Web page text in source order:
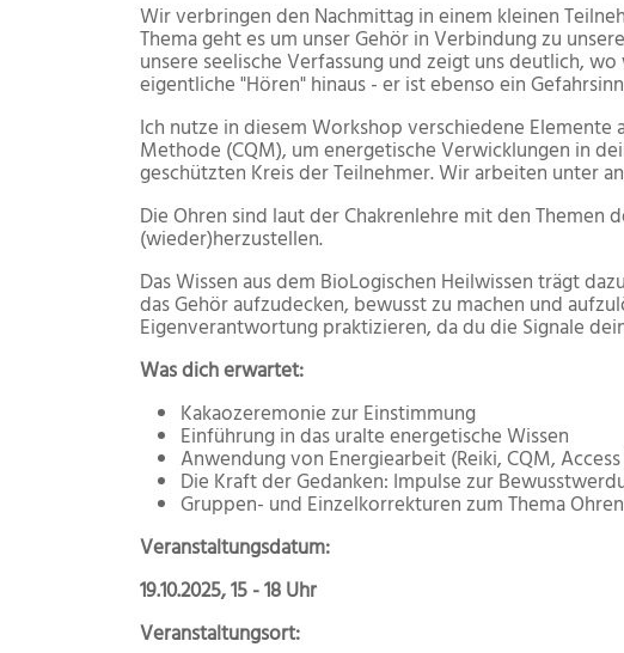
Wir verbringen den Nachmittag in einem kleinen
Thema geht es um unser Gehör in Verbindung zu
unsere seelische Verfassung und zeigt uns deutlich,
eigentliche "Hören" hinaus - er ist ebenso ein
Ich nutze in diesem Workshop verschiedene Elemente
Methode (CQM), um energetische Verwicklungen in
geschützten Kreis der Teilnehmer. Wir arbeiten unter
Die Ohren sind laut der Chakrenlehre mit den
(wieder)herzustellen.
Das Wissen aus dem BioLogischen Heilwissen trägt
das Gehör aufzudecken, bewusst zu machen und
Eigenverantwortung praktizieren, da du die Signale
Was dich erwartet:​​
Kakaozeremonie zur Einstimmung
Einführung in das uralte energetische Wissen
Anwendung von Energiearbeit (Reiki, CQM,
Die Kraft der Gedanken: Impulse zur
Gruppen- und Einzelkorrekturen zum Thema
​​​​Veranstaltungsdatum:
19.10.2025, 15 - 18 Uhr
​​Veranstaltungsort: